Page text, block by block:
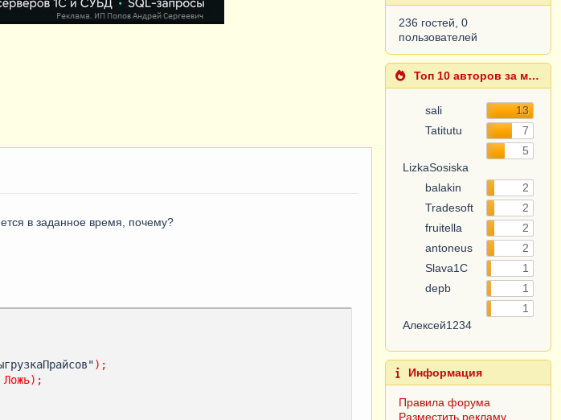
в заданное время, почему?
);
Ложь);
236 гостей, 0
пользователей
Топ 10 авторов за месяц
sali
13
Tatitutu
7
LizkaSosiska
5
balakin
2
Tradesoft
2
fruitella
2
antoneus
2
Slava1C
1
depb
1
Алексей1234
1
Информация
Правила форума
Разместить рекламу